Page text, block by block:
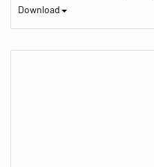
Download